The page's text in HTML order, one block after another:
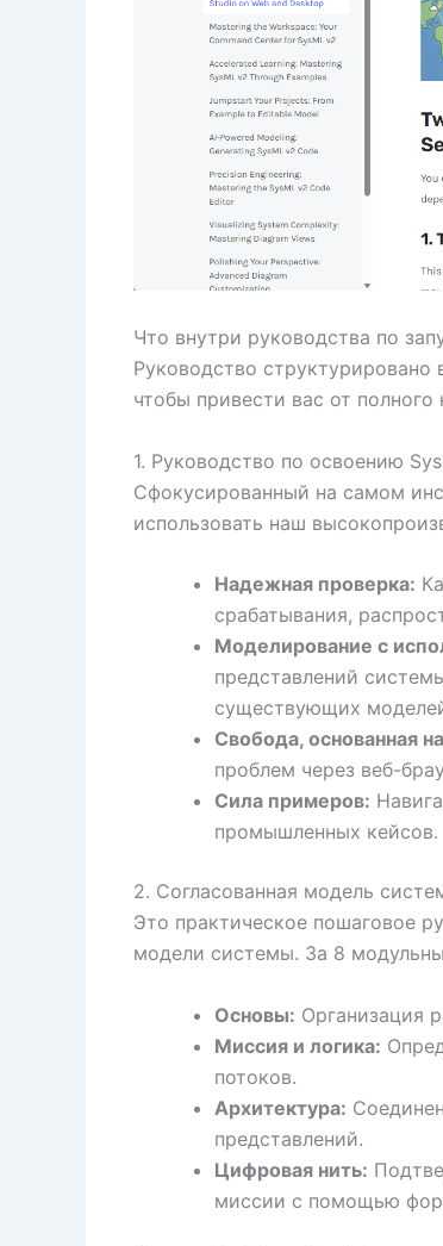
Что внутри руководства по
Руководство структурировано
чтобы привести вас от
1. Руководство по освоению
Сфокусированный на самом
использовать наш
Надежная проверка:
срабатывания,
Моделирование с
представлений
существующих
Свобода, основанная
проблем через веб-
Сила примеров:
промышленных кейсов.
2. Согласованная модель
Это практическое пошаговое
модели системы. За 8
Основы: Организация
Миссия и логика:
потоков.
Архитектура:
представлений.
Цифровая нить:
миссии с помощью